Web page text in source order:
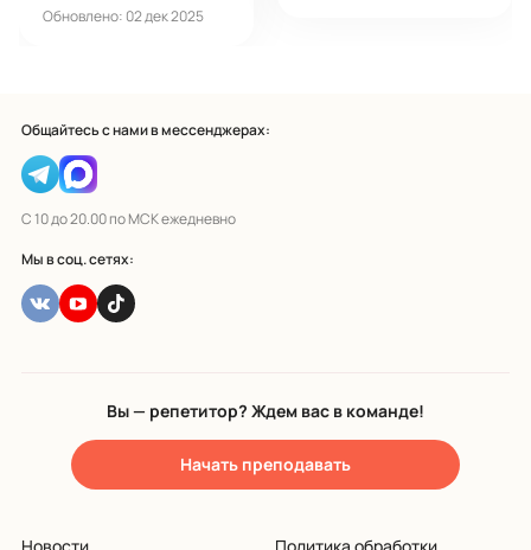
Обновлено: 02 дек 2025
Общайтесь с нами в мессенджерах:
С 10 до 20.00 по МСК ежедневно
Мы в соц. сетях:
Вы — репетитор? Ждем вас в команде!
Начать преподавать